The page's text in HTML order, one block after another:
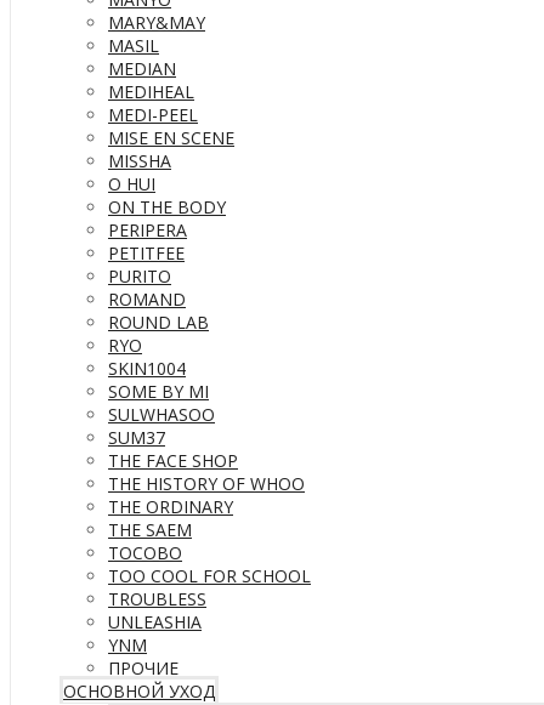
MARY&MAY
MASIL
MEDIAN
MEDIHEAL
MEDI-PEEL
MISE EN SCENE
MISSHA
O HUI
ON THE BODY
PERIPERA
PETITFEE
PURITO
ROMAND
ROUND LAB
RYO
SKIN1004
SOME BY MI
SULWHASOO
SUM37
THE FACE SHOP
THE HISTORY OF WHOO
THE ORDINARY
THE SAEM
TOCOBO
TOO COOL FOR SCHOOL
TROUBLESS
UNLEASHIA
YNM
ПРОЧИЕ
ОСНОВНОЙ УХОД